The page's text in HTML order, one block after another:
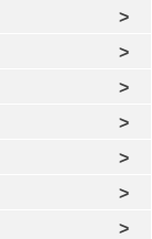
>
>
>
>
>
>
>